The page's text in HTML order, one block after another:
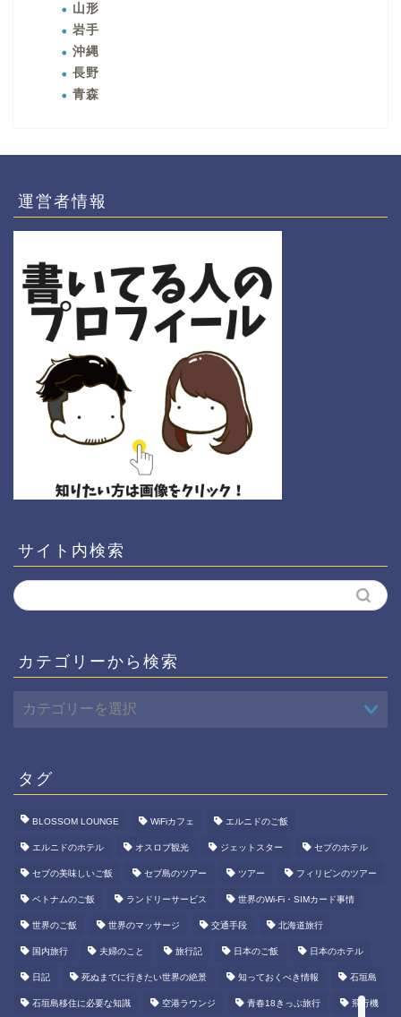
山形
岩手
沖縄
長野
青森
運営者情報
サイト内検索
カテゴリーから検索
タグ
BLOSSOM LOUNGE WiFiカフェ エルニドのご飯
エルニドのホテル オスロブ観光 ジェットスター セブのホテル
セブの美味しいご飯 セブ島のツアー ツアー フィリピンのツアー
ベトナムのご飯 ランドリーサービス 世界のWi-Fi・SIMカード事情
世界のご飯 世界のマッサージ 交通手段 北海道旅行
国内旅行 夫婦のこと 旅行記 日本のご飯 日本のホテル
日記 死ぬまでに行きたい世界の絶景 知っておくべき情報 石垣島
石垣島移住に必要な知識 空港ラウンジ 青春18きっぷ旅行 飛行機
ホーム
旅行の知識
世界一周
ABOUT